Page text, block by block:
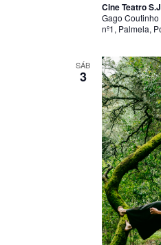
Cine Teatro
Gago
nº1, Palmela,
SÁB
3